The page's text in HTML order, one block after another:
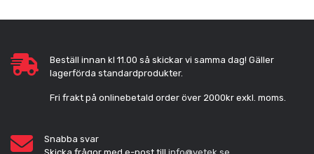
Beställ innan kl 11.00 så skickar vi samma dag! Gäller
lagerförda standardprodukter.
Fri frakt på onlinebetald order över 2000kr exkl. moms.
Snabba svar